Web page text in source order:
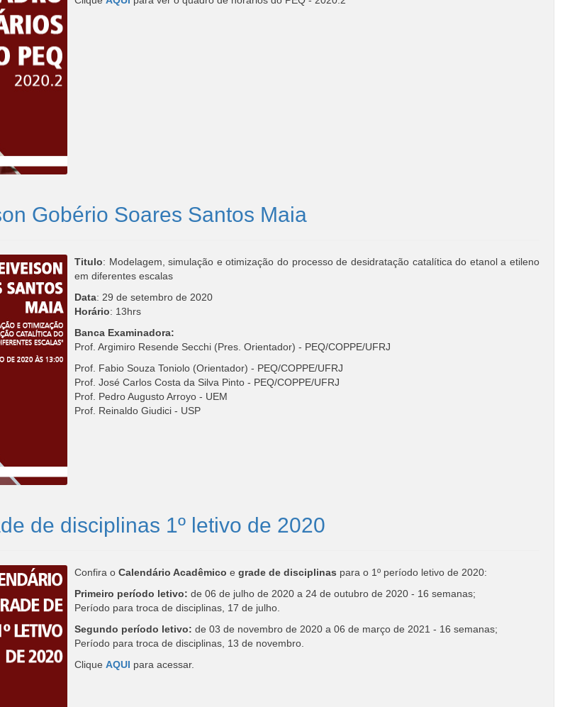
Gobério Soares Santos Maia
Titulo: Modelagem, simulação e otimização do processo de desidratação catalítica do etanol a etileno
em diferentes escalas
Data: 29 de setembro de 2020
Horário: 13hrs
Banca Examinadora:
Prof. Argimiro Resende Secchi (Pres. Orientador) - PEQ/COPPE/UFRJ
Prof. Fabio Souza Toniolo (Orientador) - PEQ/COPPE/UFRJ
Prof. José Carlos Costa da Silva Pinto - PEQ/COPPE/UFRJ
Prof. Pedro Augusto Arroyo - UEM
Prof. Reinaldo Giudici - USP
de disciplinas 1º letivo de 2020
Confira o Calendário Acadêmico e grade de disciplinas para o 1º período letivo de 2020:
Primeiro período letivo: de 06 de julho de 2020 a 24 de outubro de 2020 - 16 semanas;
Período para troca de disciplinas, 17 de julho.
Segundo período letivo: de 03 de novembro de 2020 a 06 de março de 2021 - 16 semanas;
Período para troca de disciplinas, 13 de novembro.
Clique AQUI para acessar.